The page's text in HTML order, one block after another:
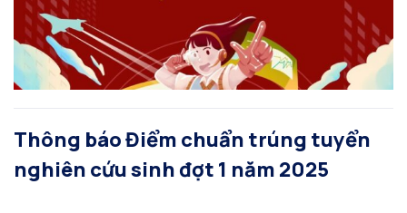
Thông báo Điểm chuẩn trúng tuyển
nghiên cứu sinh đợt 1 năm 2025